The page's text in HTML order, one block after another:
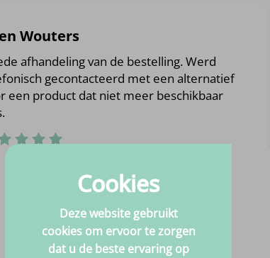
Wouters
afhandeling van de bestelling. Werd
gecontacteerd met een alternatief
een product dat niet meer beschikbaar
Cookies
Deze website gebruikt
cookies om ervoor te zorgen
dat u de beste ervaring op